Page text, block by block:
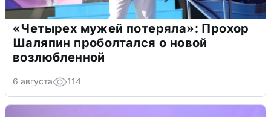
«Четырех мужей потеряла»: Прохор
Шаляпин проболтался о новой
возлюбленной
6 августа 114